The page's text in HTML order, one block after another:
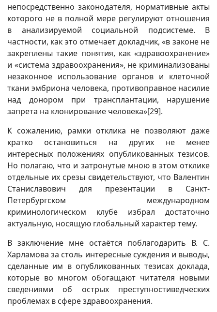
непосредственно законодателя, нормативные акты
которого не в полной мере регулируют отношения
в анализируемой социальной подсистеме. В
частности, как это отмечает докладчик, «в законе не
закреплены такие понятия, как «здравоохранение»
и «система здравоохранения», не криминализованы
незаконное использование органов и клеточной
ткани эмбриона человека, противоправное насилие
над донором при трансплантации, нарушение
запрета на клонирование человека»[29].
К сожалению, рамки отклика не позволяют даже
кратко остановиться на других не менее
интересных положениях опубликованных тезисов.
Но полагаю, что и затронутые мною в этом отклике
отдельные их срезы свидетельствуют, что Валентин
Станиславович для презентации в Санкт-
Петербургском международном
криминологическом клубе избрал достаточно
актуальную, носящую глобальный характер тему.
В заключение мне остаётся поблагодарить В. С.
Харламова за столь интересные суждения и выводы,
сделанные им в опубликованных тезисах доклада,
которые во многом обогащают читателя новыми
сведениями об острых преступностиведческих
проблемах в сфере здравоохранения.